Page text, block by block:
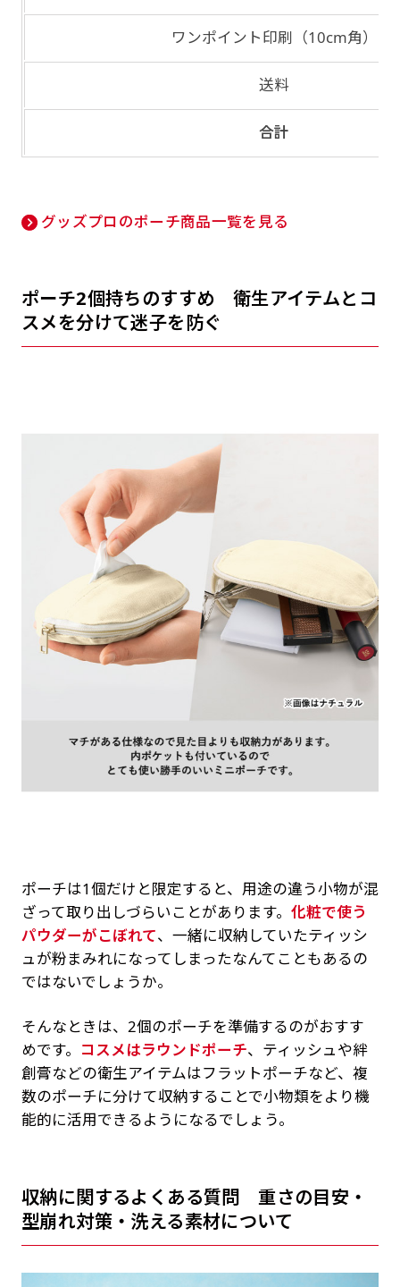
ワンポイント印刷（10cm角）
送料
合計
グッズプロのポーチ商品一覧を見る
ポーチ2個持ちのすすめ 衛生アイテムとコ
スメを分けて迷子を防ぐ
ポーチは1個だけと限定すると、用途の違う小物が混
ざって取り出しづらいことがあります。 化粧で使う
パウダーがこぼれて、一緒に収納していたティッシ
ュが粉まみれになってしまったなんてこともあるの
ではないでしょうか。
そんなときは、2個のポーチを準備するのがおすす
めです。 コスメはラウンドポーチ、ティッシュや絆
創膏などの衛生アイテムはフラットポーチなど、複
数のポーチに分けて収納することで小物類をより機
能的に活用できるようになるでしょう。
収納に関するよくある質問 重さの目安・
型崩れ対策・洗える素材について